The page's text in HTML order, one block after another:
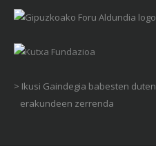
> Ikusi Gaindegia babesten duten
erakundeen zerrenda